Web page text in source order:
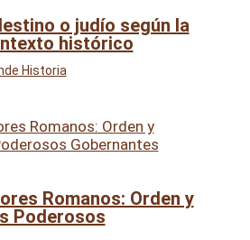
o judío según la
histórico
Historia
Romanos: Orden y
Poderosos